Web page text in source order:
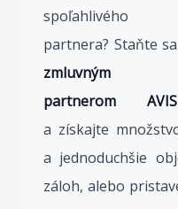
spoľahlivého
partnera? Staňte sa
zmluvným
partnerom AVIS
a získajte
a jednoduchšie
záloh, alebo